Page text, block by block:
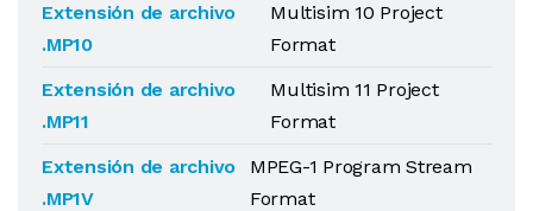
Extensión de archivo
.MP10
Multisim 10 Project
Format
Extensión de archivo
.MP11
Multisim 11 Project
Format
Extensión de archivo
.MP1V
MPEG-1 Program Stream
Format